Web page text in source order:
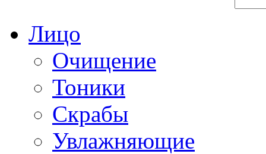
Лицо
Очищение
Тоники
Скрабы
Увлажняющие